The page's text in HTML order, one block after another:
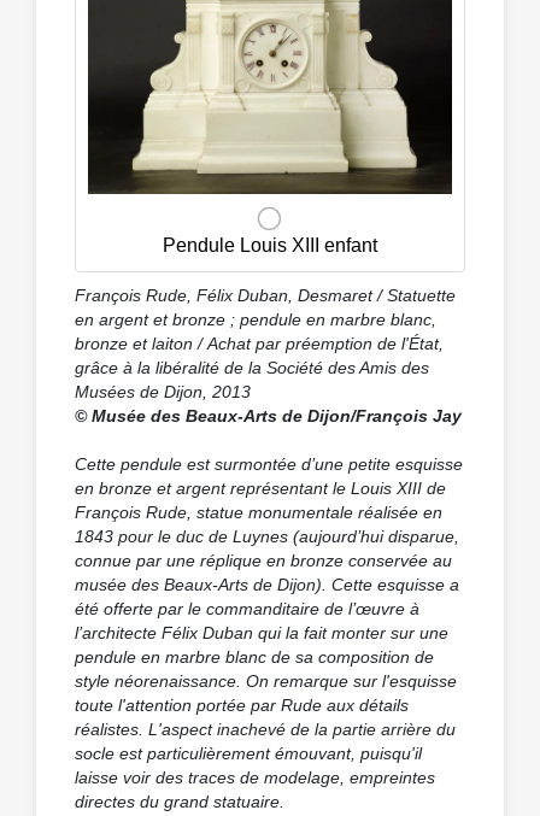
Pendule Louis XIII enfant
François Rude, Félix Duban, Desmaret / Statuette
en argent et bronze ; pendule en marbre blanc,
bronze et laiton / Achat par préemption de l'État,
grâce à la libéralité de la Société des Amis des
Musées de Dijon, 2013
© Musée des Beaux-Arts de Dijon/François Jay
Cette pendule est surmontée d’une petite esquisse
en bronze et argent représentant le Louis XIII de
François Rude, statue monumentale réalisée en
1843 pour le duc de Luynes (aujourd’hui disparue,
connue par une réplique en bronze conservée au
musée des Beaux-Arts de Dijon). Cette esquisse a
été offerte par le commanditaire de l’œuvre à
l’architecte Félix Duban qui la fait monter sur une
pendule en marbre blanc de sa composition de
style néorenaissance. On remarque sur l'esquisse
toute l'attention portée par Rude aux détails
réalistes. L'aspect inachevé de la partie arrière du
socle est particulièrement émouvant, puisqu'il
laisse voir des traces de modelage, empreintes
directes du grand statuaire.